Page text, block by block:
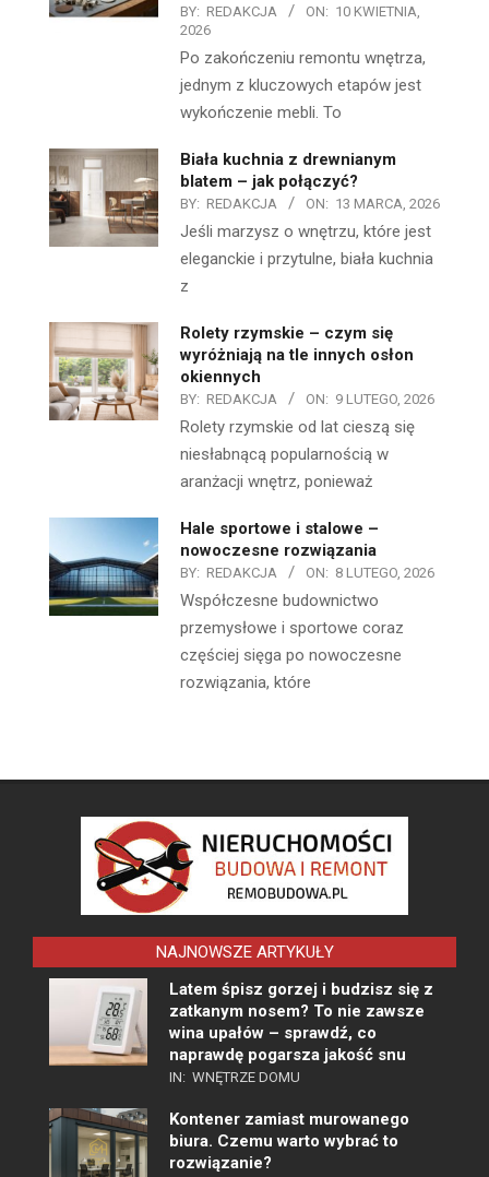
BY: REDAKCJA ON: 10 KWIETNIA,
2026
Po zakończeniu remontu wnętrza,
jednym z kluczowych etapów jest
wykończenie mebli. To
Biała kuchnia z drewnianym
blatem – jak połączyć?
BY: REDAKCJA ON: 13 MARCA, 2026
Jeśli marzysz o wnętrzu, które jest
eleganckie i przytulne, biała kuchnia
z
Rolety rzymskie – czym się
wyróżniają na tle innych osłon
okiennych
BY: REDAKCJA ON: 9 LUTEGO, 2026
Rolety rzymskie od lat cieszą się
niesłabnącą popularnością w
aranżacji wnętrz, ponieważ
Hale sportowe i stalowe –
nowoczesne rozwiązania
BY: REDAKCJA ON: 8 LUTEGO, 2026
Współczesne budownictwo
przemysłowe i sportowe coraz
częściej sięga po nowoczesne
rozwiązania, które
NAJNOWSZE ARTYKUŁY
Latem śpisz gorzej i budzisz się z
zatkanym nosem? To nie zawsze
wina upałów – sprawdź, co
naprawdę pogarsza jakość snu
IN: WNĘTRZE DOMU
Kontener zamiast murowanego
biura. Czemu warto wybrać to
rozwiązanie?